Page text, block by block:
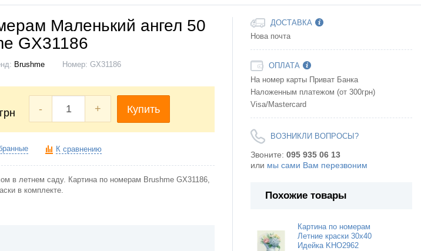
Маленький ангел 50
GX31186
Brushme Номер: GX31186
грн - + Купить
К сравнению
в летнем саду. Картина по номерам Brushme GX31186,
в комплекте.
ДОСТАВКА
Нова почта
ОПЛАТА
На номер карты Приват Банка
Наложенным платежом (от 300грн)
Visa/Mastercard
ВОЗНИКЛИ ВОПРОСЫ?
Звоните: 095 935 06 13
или мы сами Вам перезвоним
Похожие товары
Картина по номерам
Летние краски 30х40
Идейка KHO2962